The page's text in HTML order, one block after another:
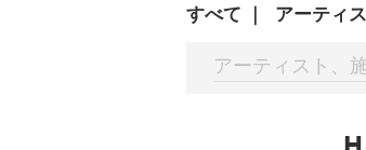
すべて アーティ